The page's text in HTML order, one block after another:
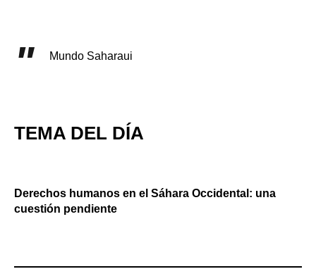
Mundo Saharaui
TEMA DEL DÍA
Derechos humanos en el Sáhara Occidental: una
cuestión pendiente